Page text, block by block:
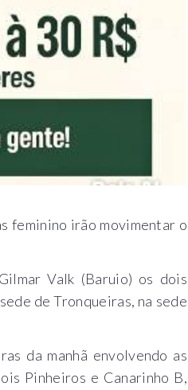
feminino irão movimentar o
Valk (Baruio) os dois
de Tronqueiras, na sede
da manhã envolvendo as
Pinheiros e Canarinho B,